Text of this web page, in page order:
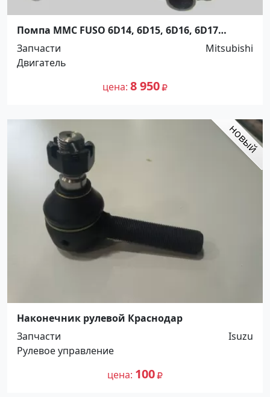
Помпа MMC FUSO 6D14, 6D15, 6D16, 6D17
Краснодар
Запчасти
Mitsubishi
Двигатель
цена 8 950
Наконечник рулевой Краснодар
Запчасти
Isuzu
Рулевое управление
цена 100